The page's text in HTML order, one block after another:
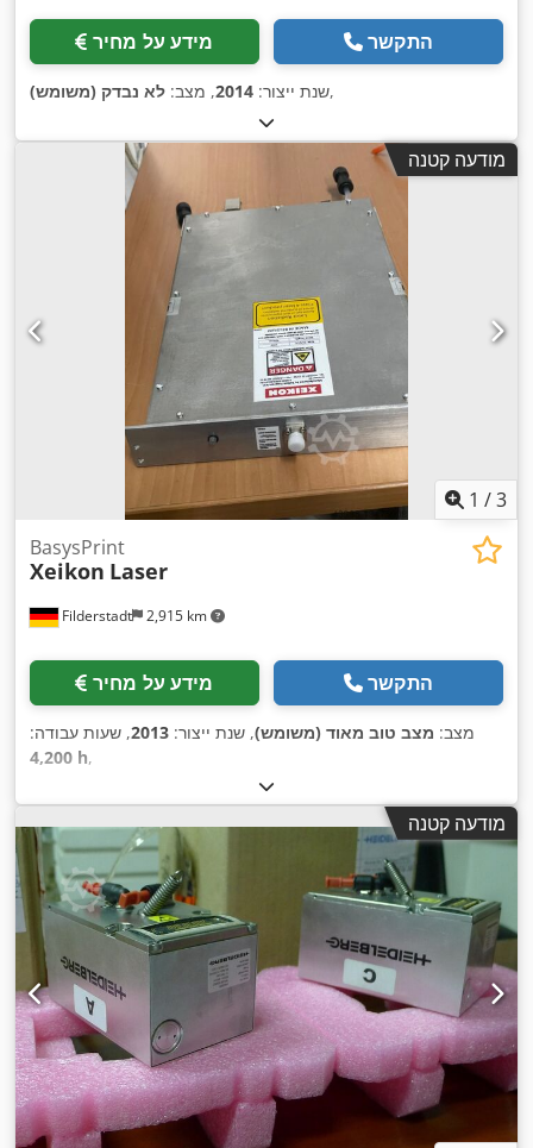
מידע על מחיר התקשר
שנת ייצור: 2014, מצב: לא נבדק (משומש) ,
מודעה קטנה
1 /3
Filderstadt 2,915 km
BasysPrint
Xeikon Laser
מידע על מחיר התקשר
מצב: מצב טוב מאוד (משומש), שנת ייצור: 2013, שעות עבודה:
4,200 h,
מודעה קטנה